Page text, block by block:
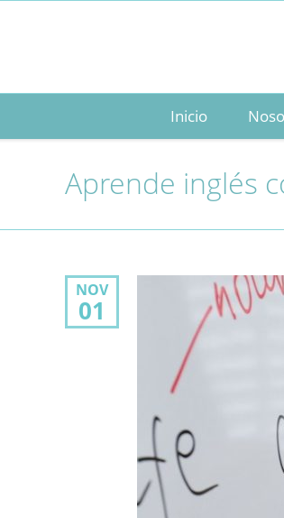
Inicio
Aprende inglés
NOV
01